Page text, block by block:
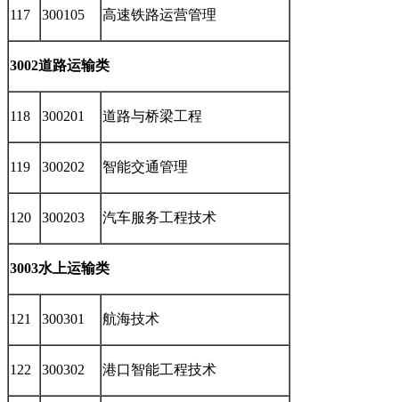
117 300105 高速铁路运营管理
3002道路运输类
118 300201 道路与桥梁工程
119 300202 智能交通管理
120 300203 汽车服务工程技术
3003水上运输类
121 300301 航海技术
122 300302 港口智能工程技术